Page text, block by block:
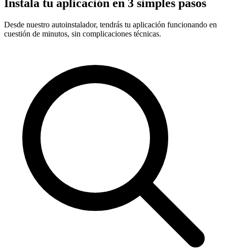
Instala tu aplicación en 3 simples pasos
Desde nuestro autoinstalador, tendrás tu aplicación funcionando en
cuestión de minutos, sin complicaciones técnicas.